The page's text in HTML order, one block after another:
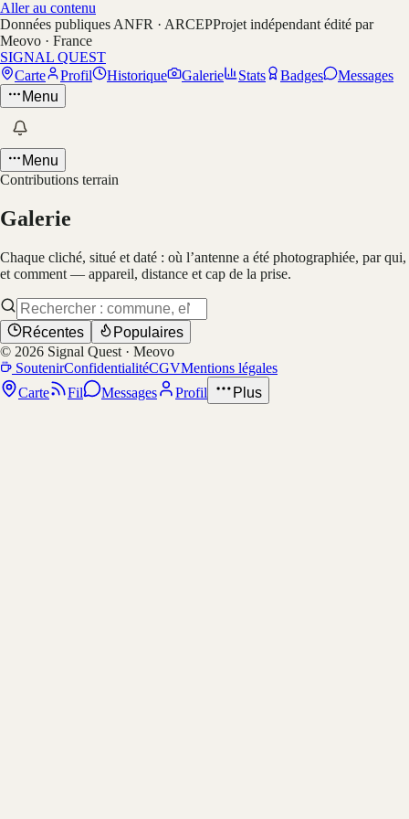
Aller au contenu
Données publiques ANFR · ARCEPProjet indépendant édité par
Meovo · France
SIGNAL QUEST
Carte
Profil Historique Galerie Stats Badges
Messages
Menu
Menu
Contributions terrain
Galerie
Chaque cliché, situé et daté : où l’antenne a été photographiée, par qui,
et comment — appareil, distance et cap de la prise.
Récentes
Populaires
© 2026 Signal Quest · Meovo
SoutenirConfidentialitéCGVMentions légales
Carte
Fil Messages Profil Plus